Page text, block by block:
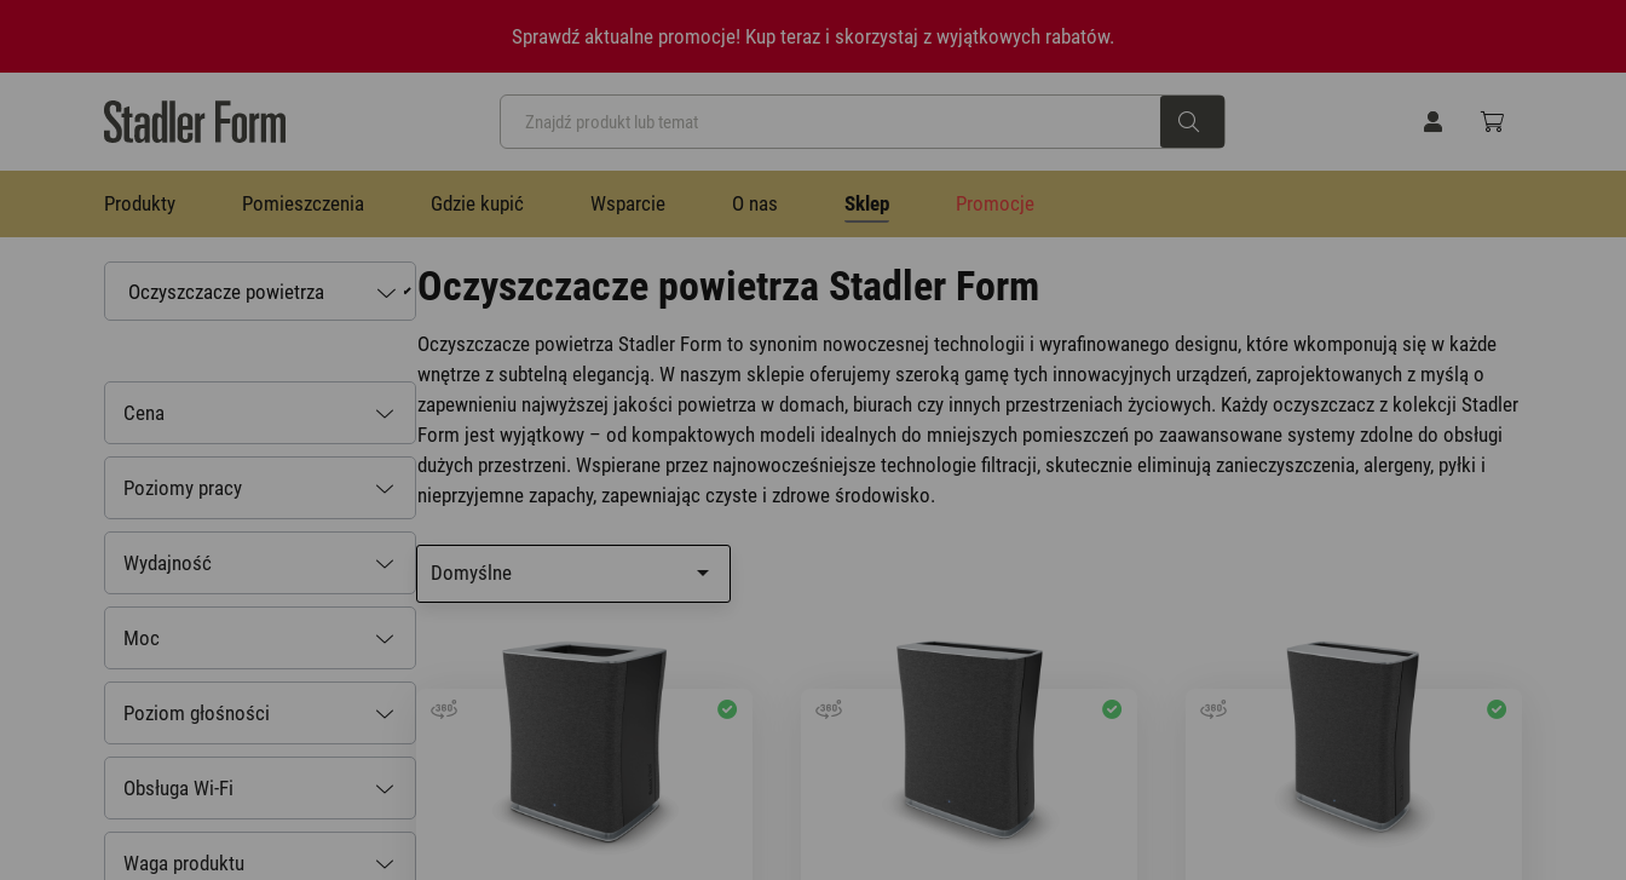
Sprawdź aktualne promocje! Kup teraz i skorzystaj z wyjątkowych rabatów.
Produkty Pomieszczenia Gdzie kupić Wsparcie O nas Sklep Promocje
Wentylatory Higrometry
Nawilżacze powietrza Oczyszczacze powietrza
Nawilżacze z funkcją
oczyszczania
Aromatyzery
Przestrzeń publiczna Piwnica/Pokój gier
Salon Sypialnia Kuchnia
Pokoje dziecięce Jadalnia
Instrukcje Wi-Fi – szybki start
Blog Newsletter Dodaj opinie
Kontakt
Historia Projektanci i nagrody
Zdjęcia Notatki prasowe
Wentylatory Higrometry
Osuszacze powietrza Nawilżacze powietrza Oczyszczacze powietrza
Nawilżacze z funkcją oczyszczania Aromatyzery
Outlet
Cena
Poziomy pracy
Wydajność
Moc
Poziom głośności
Obsługa Wi-Fi
Waga produktu
Oczyszczacze powietrza Stadler Form
Oczyszczacze powietrza Stadler Form to synonim nowoczesnej technologii i wyrafinowanego designu, które wkomponują się w każde
wnętrze z subtelną elegancją. W naszym sklepie oferujemy szeroką gamę tych innowacyjnych urządzeń, zaprojektowanych z myślą o
zapewnieniu najwyższej jakości powietrza w domach, biurach czy innych przestrzeniach życiowych. Każdy oczyszczacz z kolekcji Stadler
Form jest wyjątkowy – od kompaktowych modeli idealnych do mniejszych pomieszczeń po zaawansowane systemy zdolne do obsługi
dużych przestrzeni. Wspierane przez najnowocześniejsze technologie filtracji, skutecznie eliminują zanieczyszczenia, alergeny, pyłki i
nieprzyjemne zapachy, zapewniając czyste i zdrowe środowisko.
Domyślne 